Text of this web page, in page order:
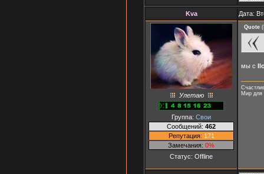
Kva Дата:
Улетаю
Группа: Свои
Сообщений: 462
Репутация: 171
Замечания: 0%
Статус: Offline
Quote (
мы с
Мир для